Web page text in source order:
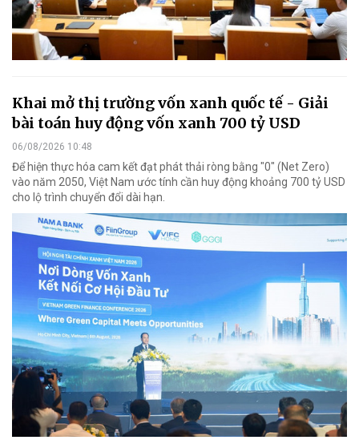
Khai mở thị trường vốn xanh quốc tế - Giải
bài toán huy động vốn xanh 700 tỷ USD
06/08/2026 10:48
Để hiện thực hóa cam kết đạt phát thải ròng bằng "0" (Net Zero)
vào năm 2050, Việt Nam ước tính cần huy động khoảng 700 tỷ USD
cho lộ trình chuyển đổi dài hạn.